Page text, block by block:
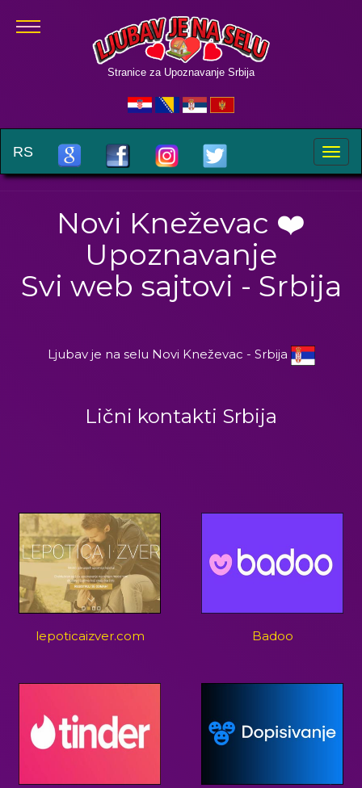
Stranice za Upoznavanje Srbija
Toggle
RS
Novi Kneževac ❤️
Upoznavanje
Svi web sajtovi - Srbija
Ljubav je na selu Novi Kneževac - Srbija
Lični kontakti Srbija
lepoticaizver.com Badoo